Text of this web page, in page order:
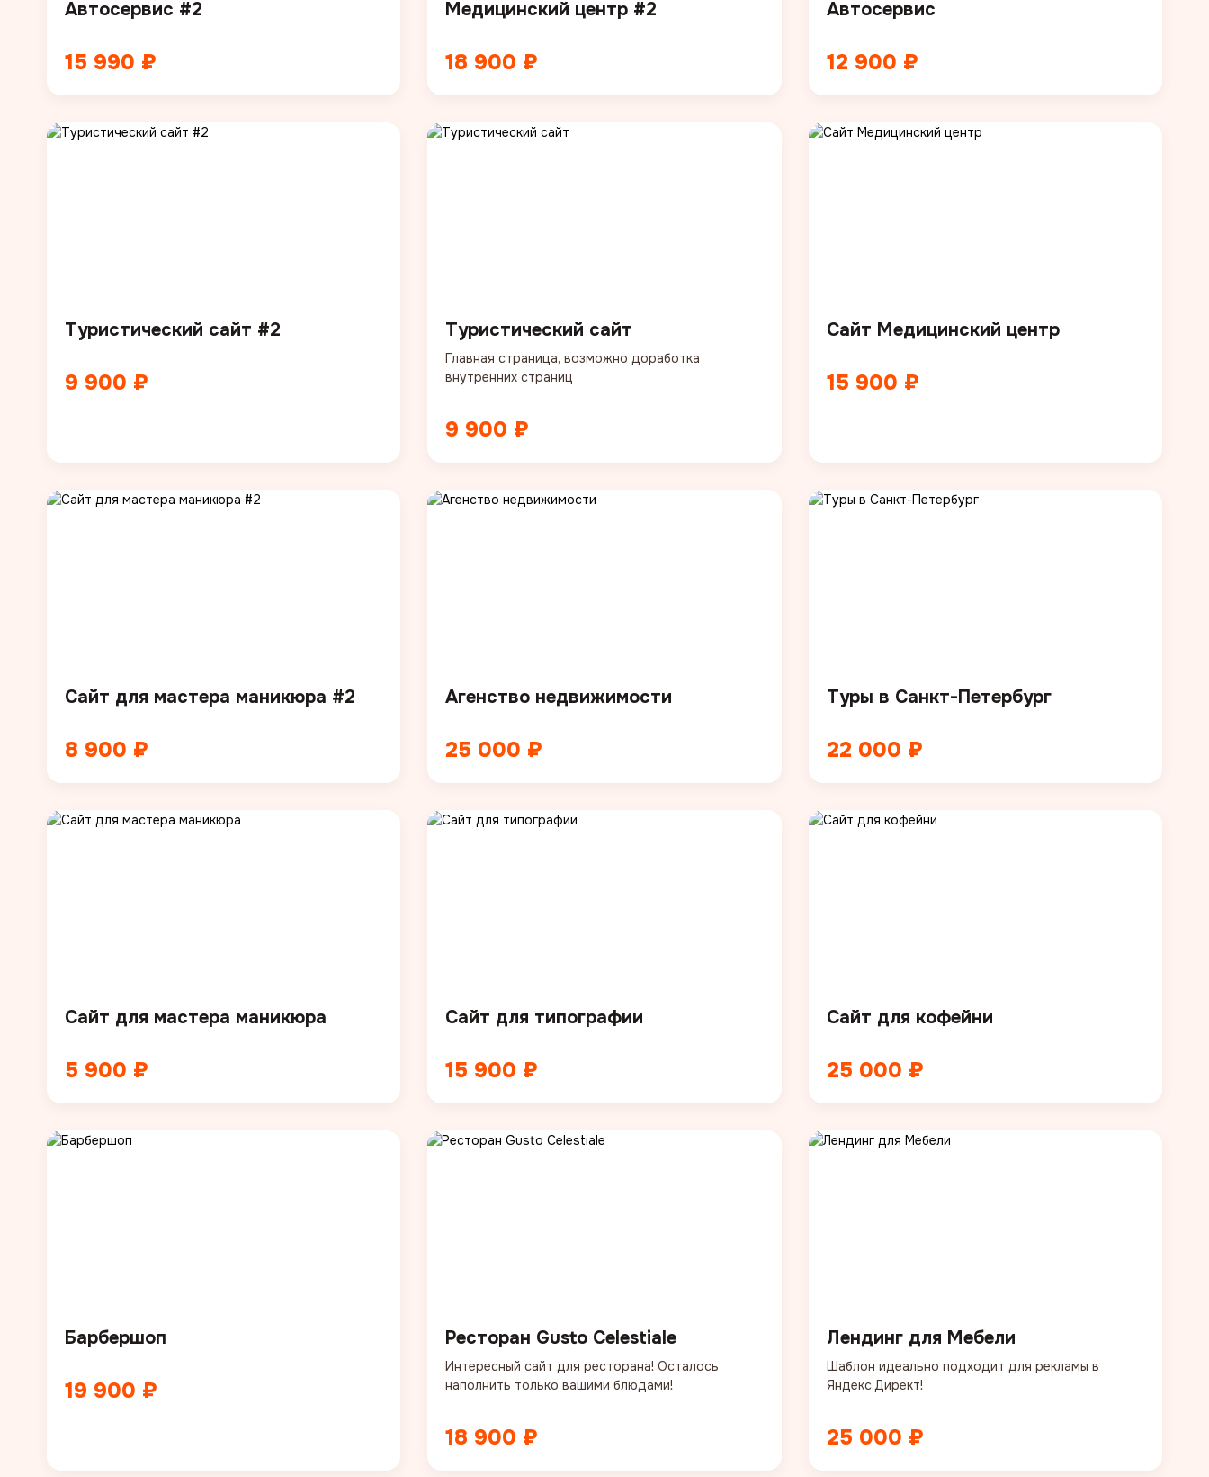
Автосервис #2
15 990 ₽
Медицинский центр #2
18 900 ₽
Автосервис
12 900 ₽
Туристический сайт #2
9 900 ₽
Туристический сайт
Главная страница, возможно доработка
внутренних страниц
9 900 ₽
Сайт Медицинский центр
15 900 ₽
Сайт для мастера маникюра #2
8 900 ₽
Агенство недвижимости
25 000 ₽
Туры в Санкт-Петербург
22 000 ₽
Сайт для мастера маникюра
5 900 ₽
Сайт для типографии
15 900 ₽
Сайт для кофейни
25 000 ₽
Барбершоп
19 900 ₽
Ресторан Gusto Celestiale
Интересный сайт для ресторана! Осталось
наполнить только вашими блюдами!
18 900 ₽
Лендинг для Мебели
Шаблон идеально подходит для рекламы в
Яндекс.Директ!
25 000 ₽